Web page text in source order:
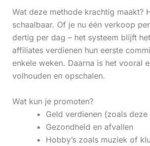
Wat deze methode krachtig maakt?
schaalbaar. Of je nu één verkoop
dertig per dag – het systeem blijft
affiliates verdienen hun eerste
enkele weken. Daarna is het vooral
volhouden en opschalen.
Wat kun je promoten?
Geld verdienen (zoals deze
Gezondheid en afvallen
Hobby’s zoals muziek of